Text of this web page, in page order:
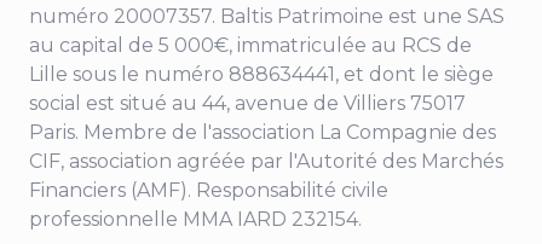
numéro 20007357. Baltis Patrimoine est une SAS
au capital de 5 000€, immatriculée au RCS de
Lille sous le numéro 888634441, et dont le siège
social est situé au 44, avenue de Villiers 75017
Paris. Membre de l'association La Compagnie des
CIF, association agréée par l'Autorité des Marchés
Financiers (AMF). Responsabilité civile
professionnelle MMA IARD 232154.